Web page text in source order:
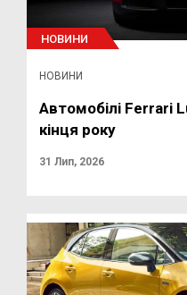
НОВИНИ
НОВИНИ
Автомобілі Ferrari
кінця року
31 Лип, 2026